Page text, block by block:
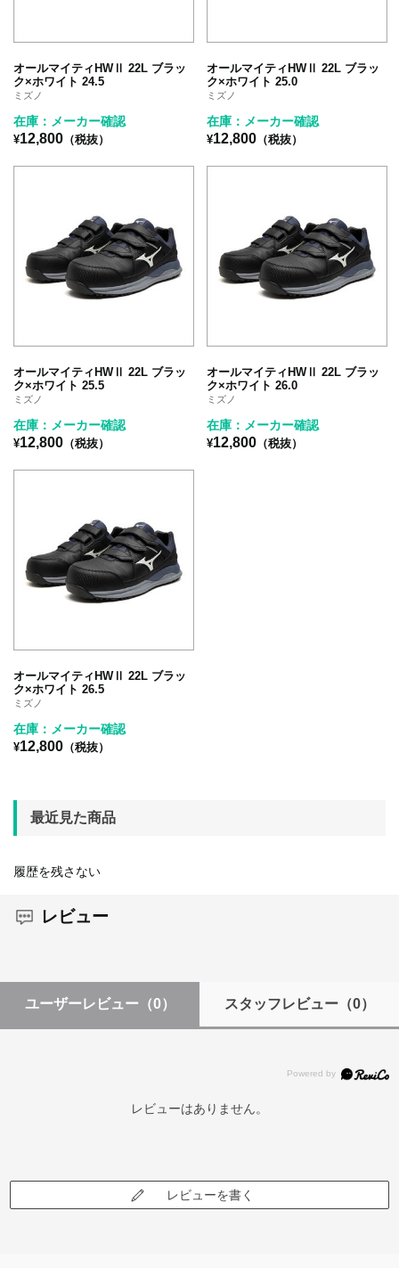
オールマイティHWⅡ 22L ブラッ
ク×ホワイト 24.5
ミズノ
在庫：メーカー確認
¥12,800 （税抜）
オールマイティHWⅡ 22L ブラッ
ク×ホワイト 25.0
ミズノ
在庫：メーカー確認
¥12,800 （税抜）
オールマイティHWⅡ 22L ブラッ
ク×ホワイト 25.5
ミズノ
在庫：メーカー確認
¥12,800 （税抜）
オールマイティHWⅡ 22L ブラッ
ク×ホワイト 26.0
ミズノ
在庫：メーカー確認
¥12,800 （税抜）
オールマイティHWⅡ 22L ブラッ
ク×ホワイト 26.5
ミズノ
在庫：メーカー確認
¥12,800 （税抜）
最近見た商品
履歴を残さない
レビュー
ユーザーレビュー （0） スタッフレビュー（0）
レビューはありません。
レビューを書く